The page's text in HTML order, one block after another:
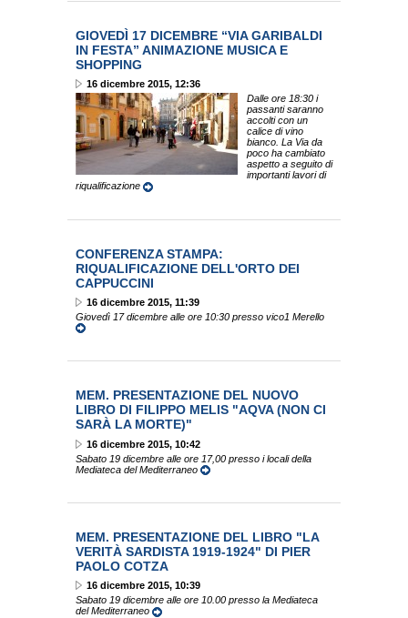
GIOVEDÌ 17 DICEMBRE “VIA GARIBALDI
IN FESTA” ANIMAZIONE MUSICA E
SHOPPING
16 dicembre 2015, 12:36
Dalle ore 18:30 i
passanti saranno
accolti con un
calice di vino
bianco. La Via da
poco ha cambiato
aspetto a seguito di
importanti lavori di
riqualificazione
CONFERENZA STAMPA:
RIQUALIFICAZIONE DELL'ORTO DEI
CAPPUCCINI
16 dicembre 2015, 11:39
Giovedì 17 dicembre alle ore 10:30 presso vico1 Merello
MEM. PRESENTAZIONE DEL NUOVO
LIBRO DI FILIPPO MELIS "AQVA (NON CI
SARÀ LA MORTE)"
16 dicembre 2015, 10:42
Sabato 19 dicembre alle ore 17,00 presso i locali della
Mediateca del Mediterraneo
MEM. PRESENTAZIONE DEL LIBRO "LA
VERITÀ SARDISTA 1919-1924" DI PIER
PAOLO COTZA
16 dicembre 2015, 10:39
Sabato 19 dicembre alle ore 10.00 presso la Mediateca
del Mediterraneo